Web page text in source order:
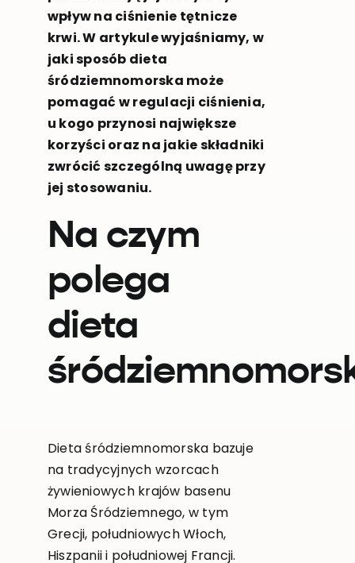
wpływ na ciśnienie tętnicze
krwi. W artykule wyjaśniamy, w
jaki sposób dieta
śródziemnomorska może
pomagać w regulacji ciśnienia,
u kogo przynosi największe
korzyści oraz na jakie składniki
zwrócić szczególną uwagę przy
jej stosowaniu.
Na czym
polega
dieta
Dieta śródziemnomorska bazuje
na tradycyjnych wzorcach
żywieniowych krajów basenu
Morza Śródziemnego, w tym
Grecji, południowych Włoch,
Hiszpanii i południowej Francji.